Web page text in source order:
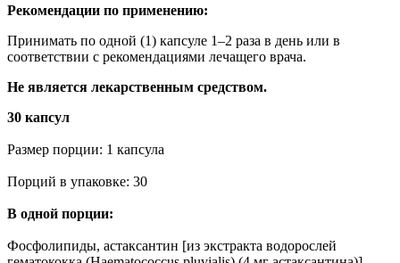
Рекомендации по применению:
Принимать по одной (1) капсуле 1–2 раза в день или в
соответствии с рекомендациями лечащего врача.
Не является лекарственным средством.
30 капсул
Размер порции: 1 капсула
Порций в упаковке: 30
В одной порции:
Фосфолипиды, астаксантин [из экстракта водорослей